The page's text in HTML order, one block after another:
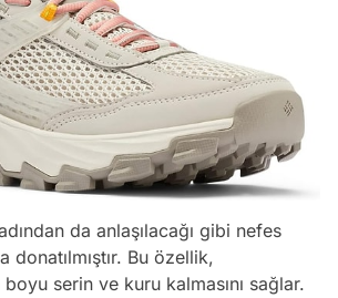
da anlaşılacağı gibi nefes
donatılmıştır. Bu özellik,
boyu serin ve kuru kalmasını sağlar.